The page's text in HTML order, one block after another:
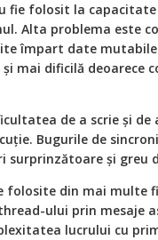
fie folosit la
Alta problema este
împart date
mai dificilă deoarece
de a scrie şi de
Bugurile de
surprinzătoare şi greu
folosite din mai multe
ului prin mesaje
lucrului cu